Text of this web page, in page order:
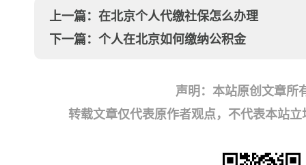
上一篇： 在北京个人代缴社保怎么办理
下一篇： 个人在北京如何缴纳公积金
声明：本站原创文章所
转载文章仅代表原作者观点，不代表本站